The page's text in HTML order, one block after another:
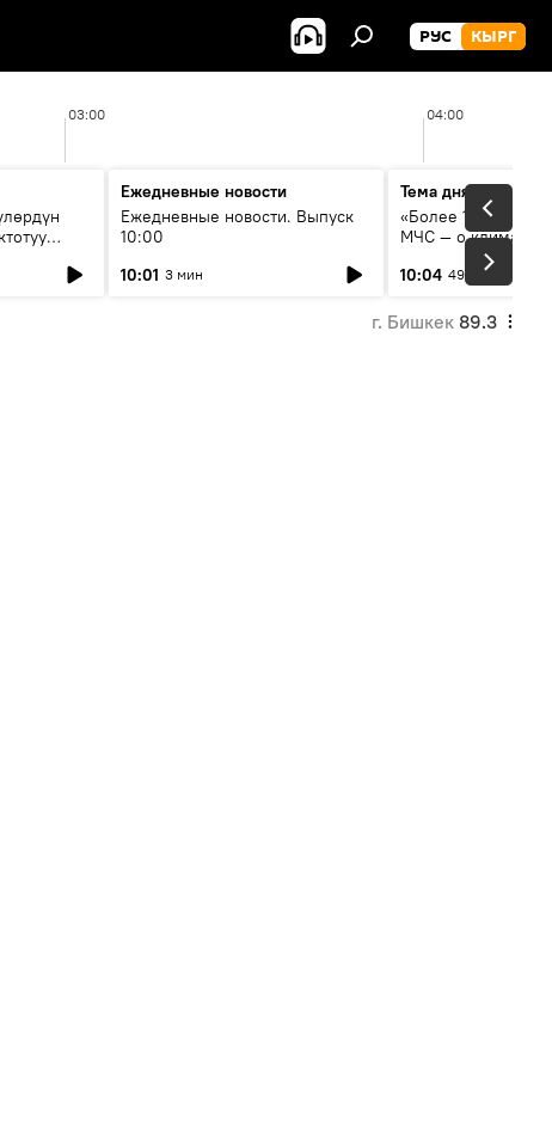
РУС КЫРГ
03:00 04:00
Ежедневные новости
Ежедневные новости. Выпуск
10:00
10:01 3 мин
Тема дня
«Более 1200 сёл в
МЧС — о климате,
системе
населения
10:04 49 мин
г. Бишкек 89.3